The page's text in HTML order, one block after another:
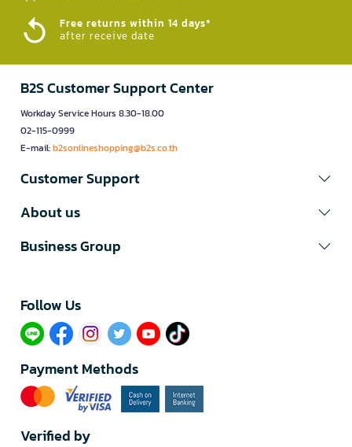
Free returns within 14 days*
after receive date
B2S Customer Support Center
Workday Service Hours 8.30-18.00
02-115-0999
E-mail:b2sonlineshopping@b2s.co.th
Customer Support
About us
Business Group
Follow Us​
Payment Methods
Verified by